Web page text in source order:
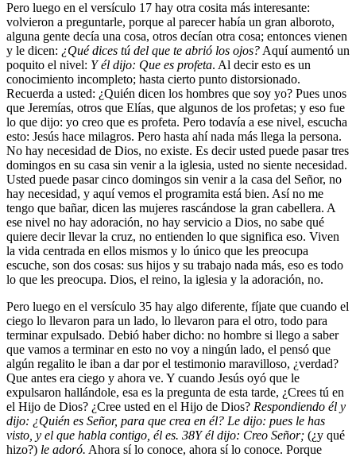
Pero luego en el versículo 17 hay otra cosita más interesante:
volvieron a preguntarle, porque al parecer había un gran alboroto,
alguna gente decía una cosa, otros decían otra cosa; entonces vienen
y le dicen: ¿Qué dices tú del que te abrió los ojos? Aquí aumentó un
poquito el nivel: Y él dijo: Que es profeta. Al decir esto es un
conocimiento incompleto; hasta cierto punto distorsionado.
Recuerda a usted: ¿Quién dicen los hombres que soy yo? Pues unos
que Jeremías, otros que Elías, que algunos de los profetas; y eso fue
lo que dijo: yo creo que es profeta. Pero todavía a ese nivel, escucha
esto: Jesús hace milagros. Pero hasta ahí nada más llega la persona.
No hay necesidad de Dios, no existe. Es decir usted puede pasar tres
domingos en su casa sin venir a la iglesia, usted no siente necesidad.
Usted puede pasar cinco domingos sin venir a la casa del Señor, no
hay necesidad, y aquí vemos el programita está bien. Así no me
tengo que bañar, dicen las mujeres rascándose la gran cabellera. A
ese nivel no hay adoración, no hay servicio a Dios, no sabe qué
quiere decir llevar la cruz, no entienden lo que significa eso. Viven
la vida centrada en ellos mismos y lo único que les preocupa
escuche, son dos cosas: sus hijos y su trabajo nada más, eso es todo
lo que les preocupa. Dios, el reino, la iglesia y la adoración, no.
Pero luego en el versículo 35 hay algo diferente, fíjate que cuando el
ciego lo llevaron para un lado, lo llevaron para el otro, todo para
terminar expulsado. Debió haber dicho: no hombre si llego a saber
que vamos a terminar en esto no voy a ningún lado, el pensó que
algún regalito le iban a dar por el testimonio maravilloso, ¿verdad?
Que antes era ciego y ahora ve. Y cuando Jesús oyó que le
expulsaron hallándole, esa es la pregunta de esta tarde, ¿Crees tú en
el Hijo de Dios? ¿Cree usted en el Hijo de Dios? Respondiendo él y
dijo: ¿Quién es Señor, para que crea en él? Le dijo: pues le has
visto, y el que habla contigo, él es. 38Y él dijo: Creo Señor; (¿y qué
hizo?) le adoró. Ahora sí lo conoce, ahora sí lo conoce. Porque